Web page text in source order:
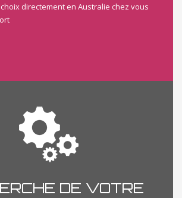
directement en Australie chez vous
DE VOTRE